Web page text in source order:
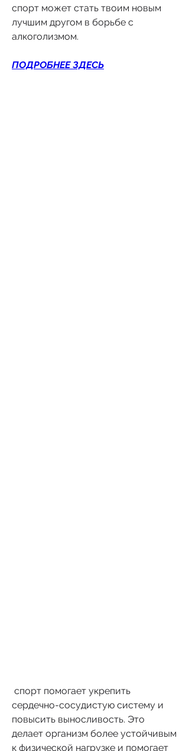
спорт может стать твоим новым
лучшим другом в борьбе с
алкоголизмом.
ПОДРОБНЕЕ ЗДЕСЬ
сердечно-сосудистую систему и
повысить выносливость. Это
делает организм более устойчивым
к физической нагрузке и помогает